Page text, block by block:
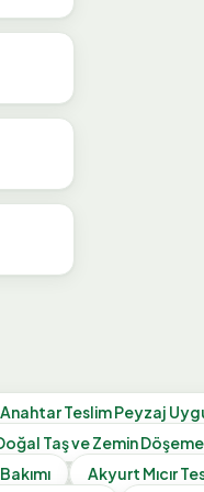
Anahtar Teslim Peyzaj
Taş ve Zemin Döşeme
Akyurt Mıcır